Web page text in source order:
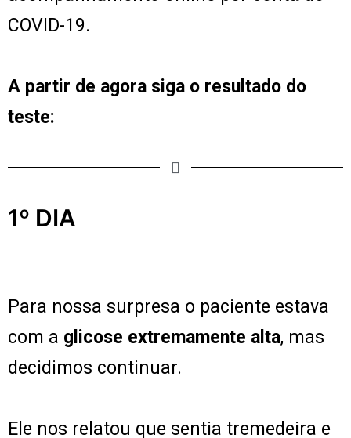
COVID-19.
A partir de agora siga o resultado do
teste:
1º DIA
Para nossa surpresa o paciente estava
com a glicose extremamente alta, mas
decidimos continuar.
Ele nos relatou que sentia tremedeira e